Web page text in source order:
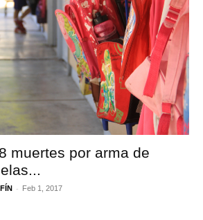
muertes por arma de
- Feb 1, 2017